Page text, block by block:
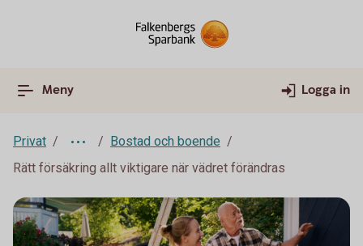
Meny Logga in
Privat
Bostad och boende
Rätt försäkring allt viktigare när vädret förändras